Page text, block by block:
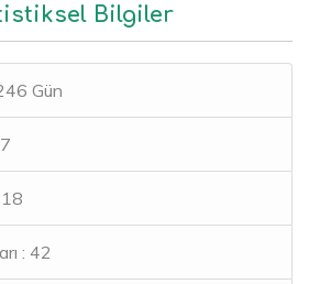
Bilgiler
Gün
: 42